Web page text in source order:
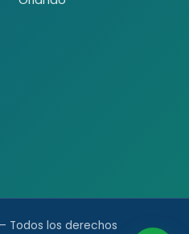
Todos los derechos